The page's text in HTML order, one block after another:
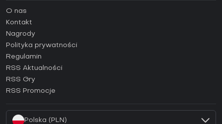
Poradniki
Jak aktywować klucz Steam (CD Key)?
Jak aktywować klucz Epic Games (CD Key)?
Jak aktywować klucz GOG (CD Key)?
Jak aktywować klucz Ubisoft Connect (CD Key)?
Jak aktywować klucz EA App (CD Key)?
O nas
Kontakt
Nagrody
Polityka prywatności
Regulamin
RSS Aktualności
RSS Gry
RSS Promocje
Polska (PLN)